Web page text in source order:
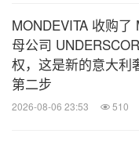
舞者吴孟珂以自身
的女子力量。从台
场，从舞者身份到
的梦想，她都听从
MONDEVITA 收购了
母公司
权，这是新的意大利
第二步
2026-08-06 23:53 510